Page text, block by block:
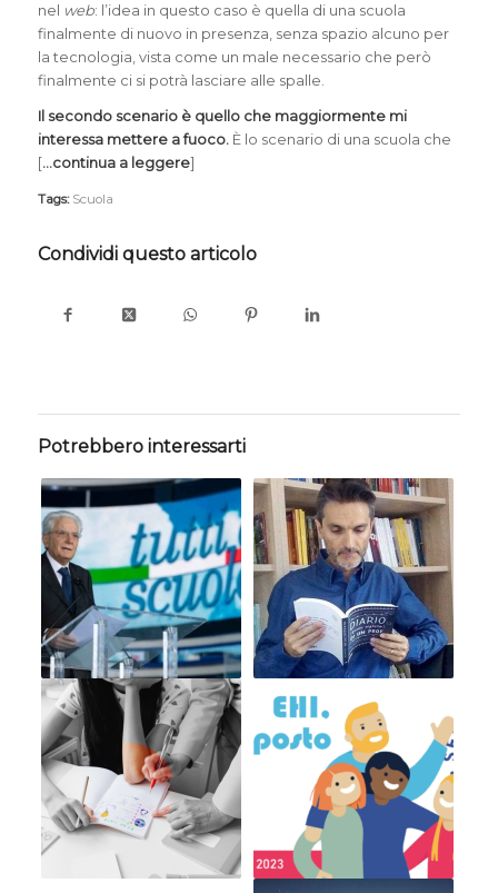
nel web: l’idea in questo caso è quella di una scuola
finalmente di nuovo in presenza, senza spazio alcuno per
la tecnologia, vista come un male necessario che però
finalmente ci si potrà lasciare alle spalle.
Il secondo scenario è quello che maggiormente mi
interessa mettere a fuoco.È lo scenario di una scuola che
[…continua a leggere]
Tags: Scuola
Condividi questo articolo
Potrebbero interessarti